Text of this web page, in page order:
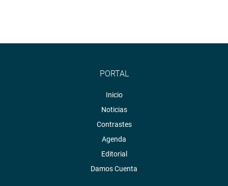
PORTAL
Inicio
Noticias
Contrastes
Agenda
Editorial
Damos Cuenta